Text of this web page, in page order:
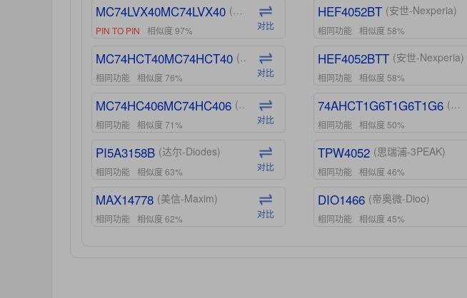
MC74LVX40MC74LVX40 (安森美-ON)
PIN TO PIN 相似度 97% 对比
MC74HCT40MC74HCT40 (安森美-ON)
相同功能 相似度 76% 对比
MC74HC406MC74HC406 (安森美-ON)
相同功能 相似度 71% 对比
PI5A3158B (达尔-Diodes)
相同功能 相似度 63% 对比
MAX14778 (美信-Maxim)
相同功能 相似度 62% 对比
HEF4052BT (安世-Nexperia)
相同功能 相似度 58%
HEF4052BTT (安世-Nexperia)
相同功能 相似度 58%
74AHCT1G6T1G6T1G6 (安世-Nexperia)
相同功能 相似度 50%
TPW4052 (思瑞浦-3PEAK)
相同功能 相似度 46%
DIO1466 (帝奥微-Dioo)
相同功能 相似度 45%